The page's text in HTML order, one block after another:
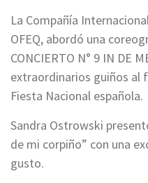
La Compañía
OFEQ, abordó una
CONCIERTO N° 9 IN DE
extraordinarios guiños al
Fiesta Nacional española.
Sandra Ostrowski
de mi corpiño” con una
gusto.